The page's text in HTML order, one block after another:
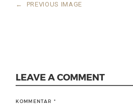
← PREVIOUS IMAGE
LEAVE A COMMENT
KOMMENTAR *